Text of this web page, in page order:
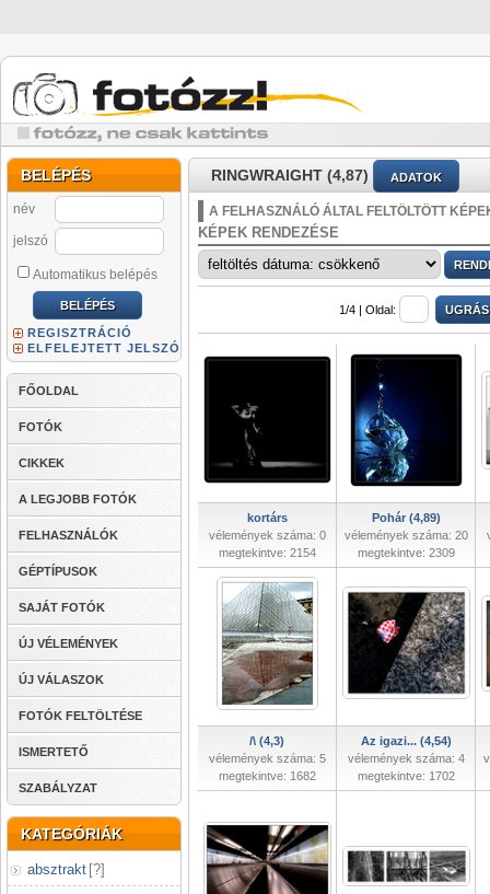
BELÉPÉS
név
jelszó
Automatikus belépés
REGISZTRÁCIÓ
ELFELEJTETT JELSZÓ
FŐOLDAL
FOTÓK
CIKKEK
A LEGJOBB FOTÓK
FELHASZNÁLÓK
GÉPTÍPUSOK
SAJÁT FOTÓK
ÚJ VÉLEMÉNYEK
ÚJ VÁLASZOK
FOTÓK FELTÖLTÉSE
ISMERTETŐ
SZABÁLYZAT
KATEGÓRIÁK
absztrakt [?]
RINGWRAIGHT (4,87) ADATOK
A FELHASZNÁLÓ ÁLTAL FELTÖLTÖTT
KÉPEK RENDEZÉSE
1/4 | Oldal:
kortárs
vélemények száma: 0
megtekintve: 2154
Pohár (4,89)
vélemények száma: 20
megtekintve: 2309
/\ (4,3)
vélemények száma: 5
megtekintve: 1682
Az igazi... (4,54)
vélemények száma: 4
megtekintve: 1702